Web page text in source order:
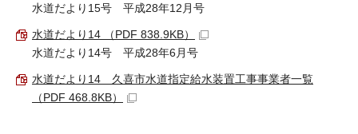
水道だより15号 平成28年12月号
水道だより14 （PDF 838.9KB）
水道だより14号 平成28年6月号
水道だより14 久喜市水道指定給水装置工事事業者一覧
（PDF 468.8KB）